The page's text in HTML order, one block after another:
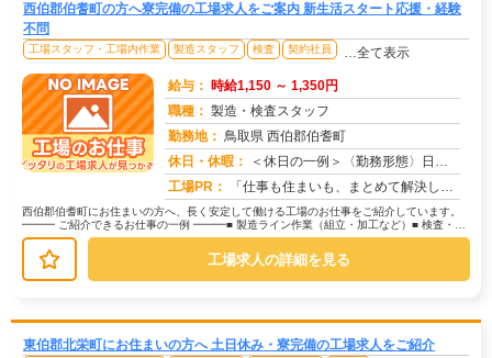
西伯郡伯耆町の方へ寮完備の工場求人をご案内 新生活スタート応援・経験
不問
工場スタッフ・工場内作業 製造スタッフ 検査 契約社員 …全て表示
給与： 時給1,150 ～ 1,350円
職種： 製造・検査スタッフ
勤務地： 鳥取県 西伯郡伯耆町
休日・休暇：
＜休日の一例＞〈勤務形態〉日勤〈休日〉土日★ＧＷ・夏季・冬季・年末年始休暇あり★有給休暇あり※配属先により休日・勤...
工場PR：
「仕事も住まいも、まとめて解決したい！」そんなあなたを応援します。株式会社京栄センターでは、全国の工場求人をご紹介...
西伯郡伯耆町にお住まいの方へ、長く安定して働ける工場のお仕事をご紹介しています。
━━━ ご紹介できるお仕事の一例 ━━━■ 製造ライン作業（組立・加工など）■ 検査・検
品（目視チェックなど）■ ...
工場求人の詳細を見る
東伯郡北栄町にお住まいの方へ 土日休み・寮完備の工場求人をご紹介